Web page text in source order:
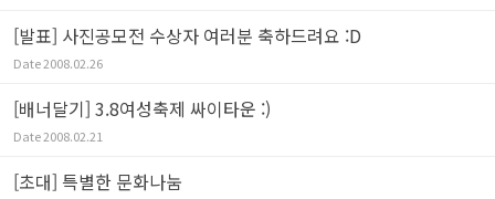
[발표] 사진공모전 수상자 여러분 축하드려요 :D
Date2008.02.26
[배너달기] 3.8여성축제 싸이타운 :)
Date2008.02.21
[초대] 특별한 문화나눔